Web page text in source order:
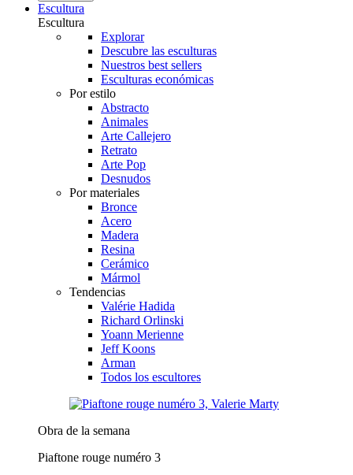
Escultura
Escultura
Explorar
Descubre las esculturas
Nuestros best sellers
Esculturas económicas
Por estilo
Abstracto
Animales
Arte Callejero
Retrato
Arte Pop
Desnudos
Por materiales
Bronce
Acero
Madera
Resina
Cerámico
Mármol
Tendencias
Valérie Hadida
Richard Orlinski
Yoann Merienne
Jeff Koons
Arman
Todos los escultores
Obra de la semana
Piaftone rouge numéro 3